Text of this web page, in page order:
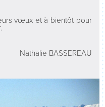
vœux et à bientôt pour
Nathalie BASSEREAU